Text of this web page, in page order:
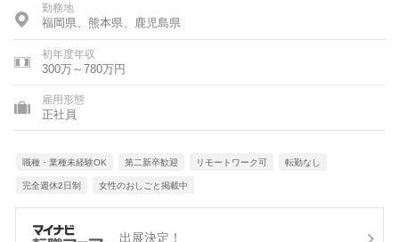
勤務地
福岡県、熊本県、鹿児島県
初年度年収
300万～780万円
雇用形態
正社員
職種・業種未経験OK 第二新卒歓迎 リモートワーク可 転勤なし
完全週休2日制 女性のおしごと掲載中
出展決定！